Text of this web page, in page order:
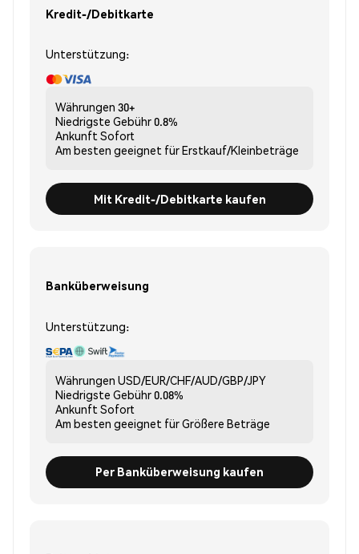
Kredit-/Debitkarte
Unterstützung:
Währungen 30+
Niedrigste Gebühr0.8%
Ankunft Sofort
Am besten geeignet fürErstkauf/Kleinbeträge
Mit Kredit-/Debitkarte kaufen
Banküberweisung
Unterstützung:
Währungen USD/EUR/CHF/AUD/GBP/JPY
Niedrigste Gebühr0.08%
Ankunft Sofort
Am besten geeignet fürGrößere Beträge
Per Banküberweisung kaufen